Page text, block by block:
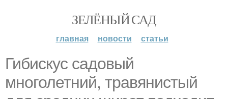
ЗЕЛЁНЫЙ САД
главная новости статьи
Гибискус садовый
многолетний, травянистый